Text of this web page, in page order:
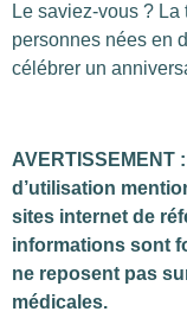
Le saviez-vous ?
personnes nées en
célébrer un
d’utilisation
sites internet de
informations sont
ne reposent pas
médicales.